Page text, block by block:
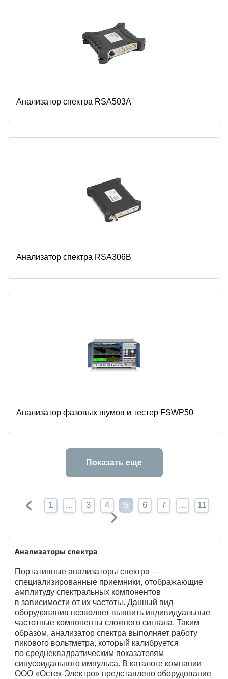
Анализатор спектра RSA503A
Анализатор спектра RSA306B
Анализатор фазовых шумов и тестер FSWP50
Показать еще
1 ... 3 4 5 6 7 ... 11
Анализаторы спектра
Портативные анализаторы спектра —
специализированные приемники, отображающие
амплитуду спектральных компонентов
в зависимости от их частоты. Данный вид
оборудования позволяет выявить индивидуальные
частотные компоненты сложного сигнала. Таким
образом, анализатор спектра выполняет работу
пикового вольтметра, который калибруется
по среднеквадратическим показателям
синусоидального импульса. В каталоге компании
ООО «Остек-Электро» представлено оборудование